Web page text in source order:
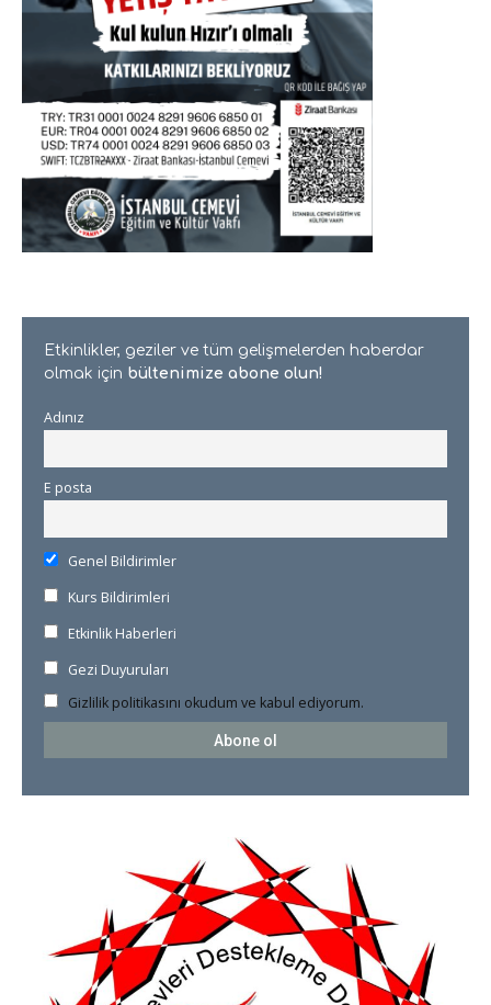
Etkinlikler, geziler ve tüm gelişmelerden haberdar
olmak için bültenimize abone olun!
Adınız
E posta
Genel Bildirimler
Kurs Bildirimleri
Etkinlik Haberleri
Gezi Duyuruları
Gizlilik politikasını okudum ve kabul ediyorum.